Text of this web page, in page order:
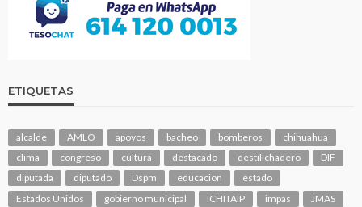
ETIQUETAS
alcalde AMLO apoyos bacheo bomberos
chihuahua
clima
congreso cultura destacado destilichadero
DIF
diputada
diputado Dspm educacion
estado
Estados Unidos
gobierno municipal ICHITAIP impas
JMAS